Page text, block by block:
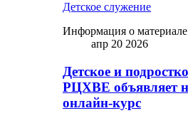
Детское служение
Информация о материале
апр 20 2026
Детское и
РЦХВЕ объявляет
онлайн-курс